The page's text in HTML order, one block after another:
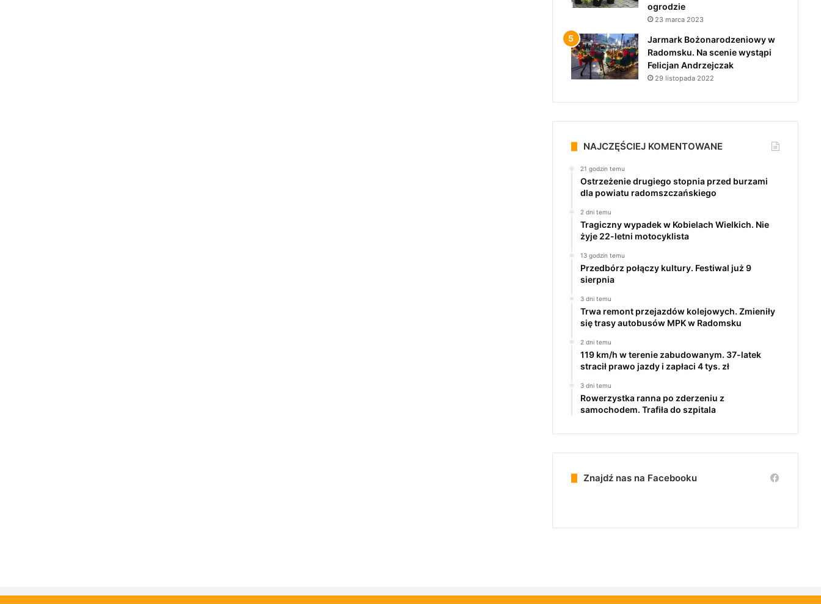
ogrodzie
23 marca 2023
Jarmark Bożonarodzeniowy w
Radomsku. Na scenie wystąpi
Felicjan Andrzejczak
29 listopada 2022
NAJCZĘŚCIEJ KOMENTOWANE
21 godzin temu
Ostrzeżenie drugiego stopnia przed burzami
dla powiatu radomszczańskiego
2 dni temu
Tragiczny wypadek w Kobielach Wielkich. Nie
żyje 22-letni motocyklista
13 godzin temu
Przedbórz połączy kultury. Festiwal już 9
sierpnia
3 dni temu
Trwa remont przejazdów kolejowych. Zmieniły
się trasy autobusów MPK w Radomsku
2 dni temu
119 km/h w terenie zabudowanym. 37-latek
stracił prawo jazdy i zapłaci 4 tys. zł
3 dni temu
Rowerzystka ranna po zderzeniu z
samochodem. Trafiła do szpitala
Znajdź nas na Facebooku